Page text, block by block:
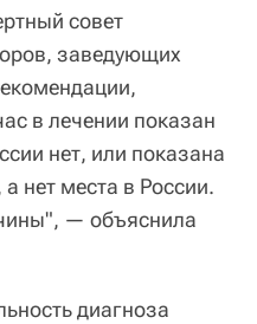
совет
заведующих
в лечении показан
нет, или показана
нет места в России.
— объяснила
диагноза